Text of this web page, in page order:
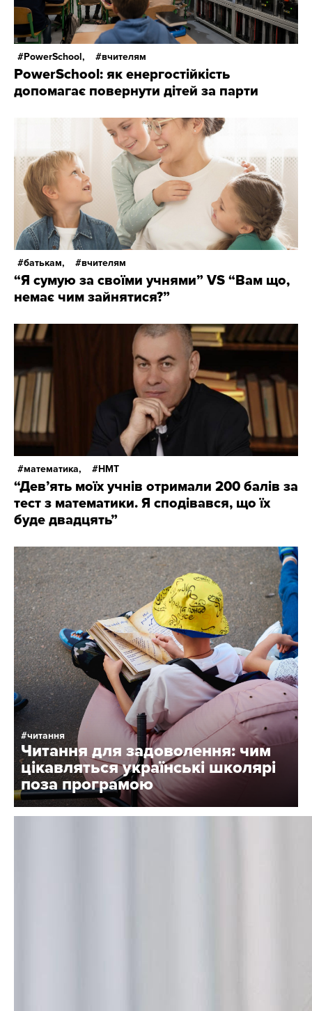
PowerSchool, вчителям
PowerSchool: як енергостійкість
допомагає повернути дітей за парти
батькам, вчителям
“Я сумую за своїми учнями” VS “Вам що,
немає чим зайнятися?”
математика, НМТ
“Дев’ять моїх учнів отримали 200 балів за
тест з математики. Я сподівався, що їх
буде двадцять”
читання
Читання для задоволення: чим
цікавляться українські школярі
поза програмою